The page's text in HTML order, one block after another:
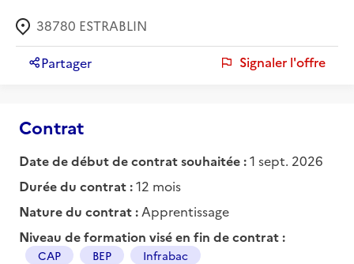
38780 ESTRABLIN
Partager Signaler l'offre
Contrat
Date de début de contrat souhaitée :1 sept. 2026
Durée du contrat :12 mois
Nature du contrat : Apprentissage
Niveau de formation visé en fin de contrat :
CAP BEP Infrabac